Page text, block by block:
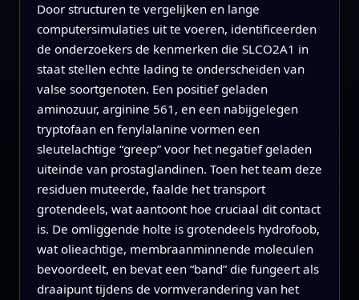
Door structuren te vergelijken en lange
computersimulaties uit te voeren, identificeerden
de onderzoekers de kenmerken die SLCO2A1 in
staat stellen echte lading te onderscheiden van
valse soortgenoten. Een positief geladen
aminozuur, arginine 561, en een nabijgelegen
tryptofaan en fenylalanine vormen een
sleutelachtige “greep” voor het negatief geladen
uiteinde van prostaglandinen. Toen het team deze
residuen muteerde, faalde het transport
grotendeels, wat aantoont hoe cruciaal dit contact
is. De omliggende holte is grotendeels hydrofoob,
wat olieachtige, membraanminnende moleculen
bevoordeelt, en bevat een “band” die fungeert als
draaipunt tijdens de vormverandering van het